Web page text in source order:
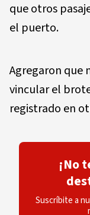
que otros
el puerto.
Agregaron que
vincular el
registrado en
¡No
Suscríbite a